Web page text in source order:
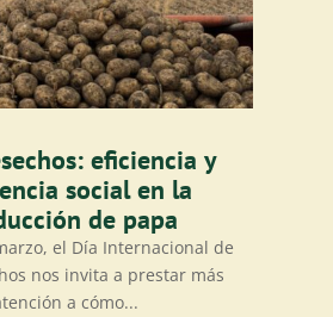
eficiencia y
social en la
de papa
el Día Internacional de
nos invita a prestar más
a cómo...